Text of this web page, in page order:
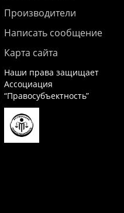
Производители
Написать сообщение
Карта сайта
Наши права защищает
Ассоциация
“Правосубъектность”